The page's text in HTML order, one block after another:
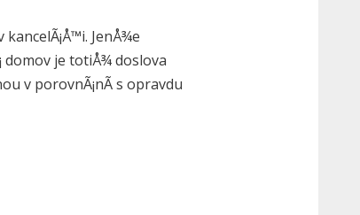
JenÅ¾e
domov je totiÅ¾ doslova
v porovnÃ¡nÃ­ s opravdu